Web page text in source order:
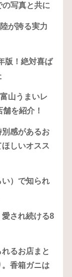
の写真と共に
が誇る実力
版！絶対喜ば
山うまいレ
を紹介！
別感があるお
しいオスス
い）で知られ
され続ける8
るお店まと
香箱ガニは